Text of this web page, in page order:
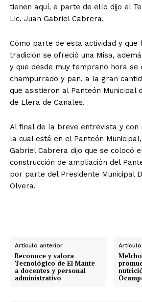
tienen aquí, e parte de ello dijo el
Lic. Juan Gabriel Cabrera.
Cómo parte de esta actividad y
tradición se ofreció una Misa,
y que desde muy temprano hora se
champurrado y pan, a la gran
que asistieron al Panteón Municipal
de Llera de Canales.
Al final de la breve entrevista y con
la cual está en el Panteón
Gabriel Cabrera dijo que se colocó
construcción de ampliación del
por parte del Presidente Municipal
Olvera.
Artículo anterior
Reconoce y valora
Tecnológico de El Mante
a docentes y personal
administrativo